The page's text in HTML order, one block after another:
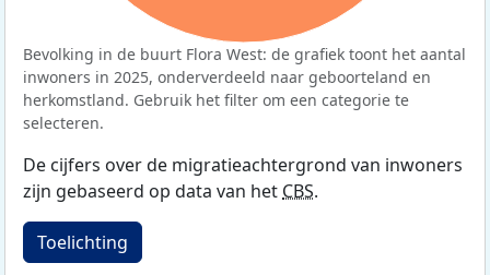
Bevolking in de buurt Flora West: de grafiek toont het aantal
inwoners in 2025, onderverdeeld naar geboorteland en
herkomstland. Gebruik het filter om een categorie te
selecteren.
De cijfers over de migratieachtergrond van inwoners
zijn gebaseerd op data van het CBS.
Toelichting